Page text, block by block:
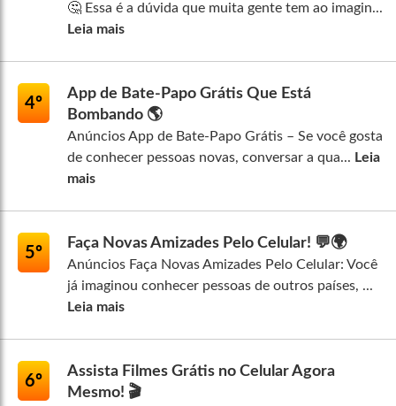
🤔 Essa é a dúvida que muita gente tem ao imagin...
Leia mais
4º
App de Bate-Papo Grátis Que Está
Bombando 🌎
Anúncios App de Bate-Papo Grátis – Se você gosta
de conhecer pessoas novas, conversar a qua... Leia
mais
5º
Faça Novas Amizades Pelo Celular! 💬🌍
Anúncios Faça Novas Amizades Pelo Celular: Você
já imaginou conhecer pessoas de outros países, ...
Leia mais
6º
Assista Filmes Grátis no Celular Agora
Mesmo! 🎬